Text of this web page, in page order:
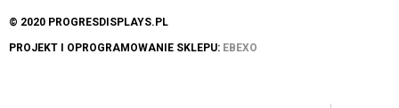
© 2020 PROGRESDISPLAYS.PL
PROJEKT I OPROGRAMOWANIE SKLEPU: EBEXO